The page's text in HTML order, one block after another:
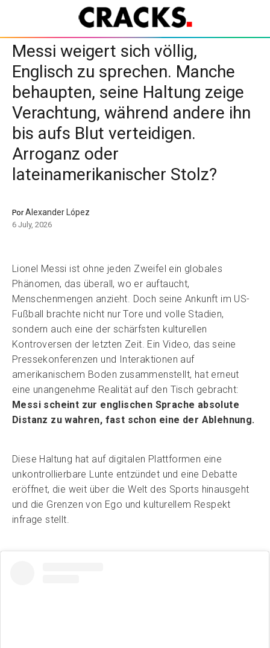
Messi weigert sich völlig,
Englisch zu sprechen. Manche
behaupten, seine Haltung zeige
Verachtung, während andere ihn
bis aufs Blut verteidigen.
Arroganz oder
lateinamerikanischer Stolz?
PorAlexander López
6 July, 2026
Lionel Messi ist ohne jeden Zweifel ein globales
Phänomen, das überall, wo er auftaucht,
Menschenmengen anzieht. Doch seine Ankunft im US-
Fußball brachte nicht nur Tore und volle Stadien,
sondern auch eine der schärfsten kulturellen
Kontroversen der letzten Zeit. Ein Video, das seine
Pressekonferenzen und Interaktionen auf
amerikanischem Boden zusammenstellt, hat erneut
eine unangenehme Realität auf den Tisch gebracht:
Messi scheint zur englischen Sprache absolute
Distanz zu wahren, fast schon eine der Ablehnung.
Diese Haltung hat auf digitalen Plattformen eine
unkontrollierbare Lunte entzündet und eine Debatte
eröffnet, die weit über die Welt des Sports hinausgeht
und die Grenzen von Ego und kulturellem Respekt
infrage stellt.